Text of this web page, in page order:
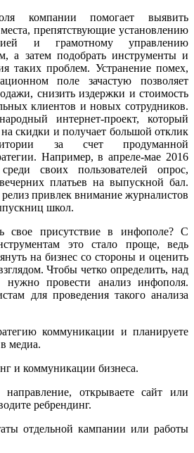
компании помогает выявить
препятствующие установлению
и грамотному управлению
а затем подобрать инструменты и
таких проблем. Устранение помех,
поле зачастую позволяет
снизить издержки и стоимость
клиентов и новых сотрудников.
интернет-проект, который
скидки и получает большой отклик
за счет продуманной
Например, в апреле-мае 2016
своих пользователей опрос,
платьев на выпускной бал.
привлек внимание журналистов
школ.
свое присутствие в инфополе? С
это стало проще, ведь
на бизнес со стороны и оценить
Чтобы четко определить, над
нужно провести анализ инфополя.
для проведения такого анализа
коммуникации и планируете
медиа.
и коммуникации бизнеса.
открываете сайт или
ребрендинг.
отдельной кампании или работы